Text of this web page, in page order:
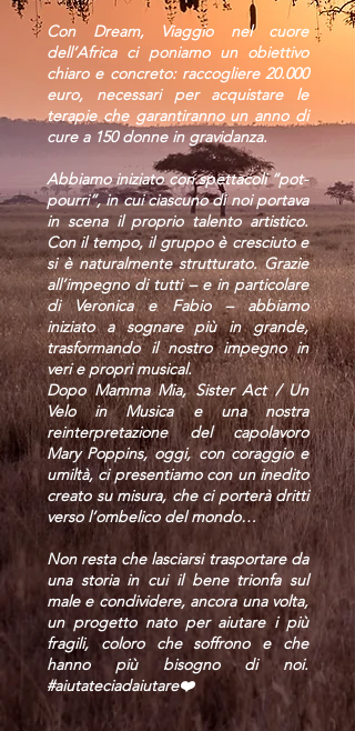
Con Dream, Viaggio nel cuore
dell’Africa ci poniamo un obiettivo
chiaro e concreto: raccogliere 20.000
euro, necessari per acquistare le
terapie che garantiranno un anno di
cure a 150 donne in gravidanza.
Abbiamo iniziato con spettacoli “pot-
pourri”, in cui ciascuno di noi portava
in scena il proprio talento artistico.
Con il tempo, il gruppo è cresciuto e
si è naturalmente strutturato. Grazie
all’impegno di tutti – e in particolare
di Veronica e Fabio – abbiamo
iniziato a sognare più in grande,
trasformando il nostro impegno in
veri e propri musical.
Dopo Mamma Mia, Sister Act / Un
Velo in Musica e una nostra
reinterpretazione del capolavoro
Mary Poppins, oggi, con coraggio e
umiltà, ci presentiamo con un inedito
creato su misura, che ci porterà dritti
verso l’ombelico del mondo…
Non resta che lasciarsi trasportare da
una storia in cui il bene trionfa sul
male e condividere, ancora una volta,
un progetto nato per aiutare i più
fragili, coloro che soffrono e che
hanno più bisogno di noi.
#aiutateciadaiutare❤️